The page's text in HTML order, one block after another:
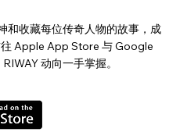
和收藏每位传奇人物的故事，成
Apple App Store 与 Google
动向一手掌握。